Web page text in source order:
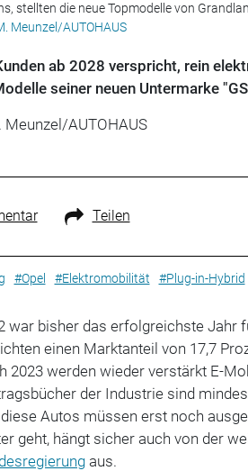
stellten die neue Topmodelle von
Meunzel/AUTOHAUS
ab 2028 verspricht, rein
seiner neuen Untermarke
Meunzel/AUTOHAUS
Teilen
#Opel #Elektromobilität #Plug-in-Hybrid
war bisher das erfolgreichste Jahr
einen Marktanteil von 17,7
2023 werden wieder verstärkt E-
der Industrie sind
Autos müssen erst noch
geht, hängt sicher auch von der
aus.